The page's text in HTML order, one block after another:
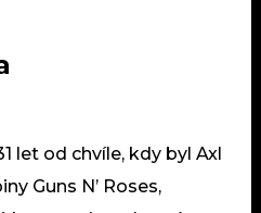
let od chvíle, kdy byl Axl
Guns N’ Roses,